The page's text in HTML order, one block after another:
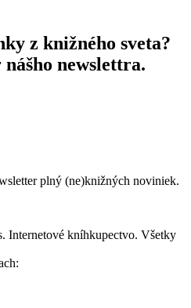
z knižného sveta?
newslettra.
plný (ne)knižných noviniek.
Internetové kníhkupectvo. Všetky